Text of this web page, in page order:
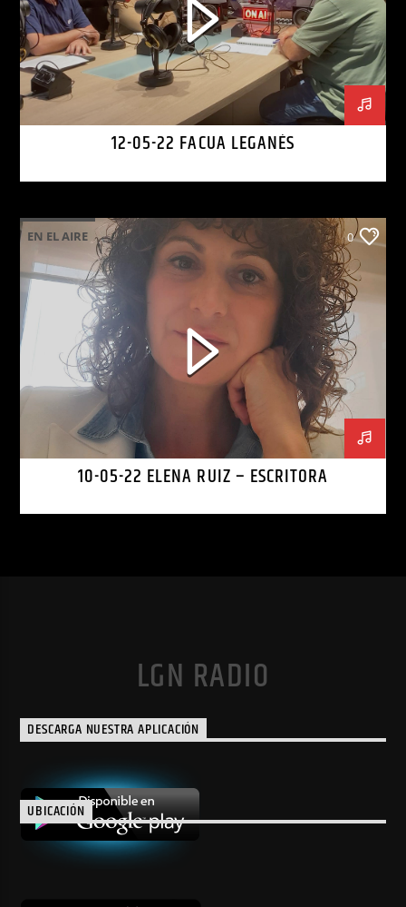
12-05-22 FACUA LEGANÉS
EN EL AIRE 0
10-05-22 ELENA RUIZ – ESCRITORA
LGN RADIO
DESCARGA NUESTRA APLICACIÓN
UBICACIÓN